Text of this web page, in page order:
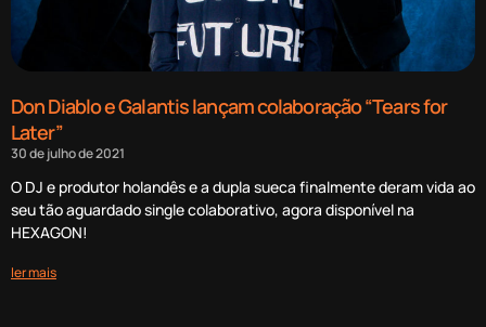
Don Diablo e Galantis lançam colaboração “Tears for
Later”
30 de julho de 2021
O DJ e produtor holandês e a dupla sueca finalmente deram vida ao
seu tão aguardado single colaborativo, agora disponível na
HEXAGON!
ler mais